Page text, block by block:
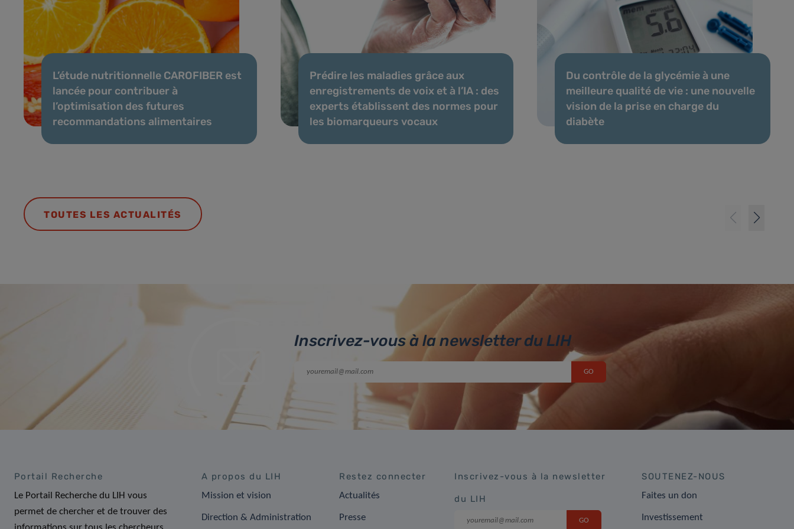
L’étude nutritionnelle CAROFIBER est
lancée pour contribuer à
l’optimisation des futures
recommandations alimentaires
Prédire les maladies grâce aux
enregistrements de voix et à l’IA : des
experts établissent des normes pour
les biomarqueurs vocaux
Du contrôle de la glycémie à une
meilleure qualité de vie : une nouvelle
vision de la prise en charge du
diabète
TOUTES LES ACTUALITÉS
Inscrivez-vous à la newsletter du LIH
Portail Recherche
Le Portail Recherche du LIH vous
permet de chercher et de trouver des
A propos du LIH
Mission et vision
Direction & Administration
Restez connecter
Actualités
Presse
Inscrivez-vous à la newsletter
du LIH
SOUTENEZ-NOUS
Faites un don
Investissement